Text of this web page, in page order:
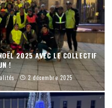
2025 AVEC LE COLLECTIF
!
2 décembre 2025